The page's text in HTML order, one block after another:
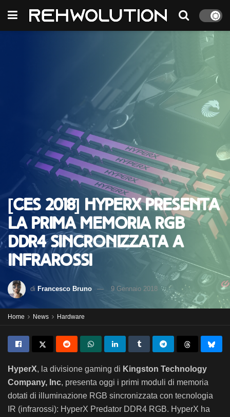
[CES 2018] HyperX presenta
la prima memoria RGB
DDR4 sincronizzata a
infrarossi
di Francesco Bruno 9 Gennaio 2018
Home News Hardware
HyperX, la divisione gaming di Kingston Technology
Company, Inc, presenta oggi i primi moduli di memoria
dotati di illuminazione RGB sincronizzata con tecnologia
IR (infrarossi): HyperX Predator DDR4 RGB. HyperX ha